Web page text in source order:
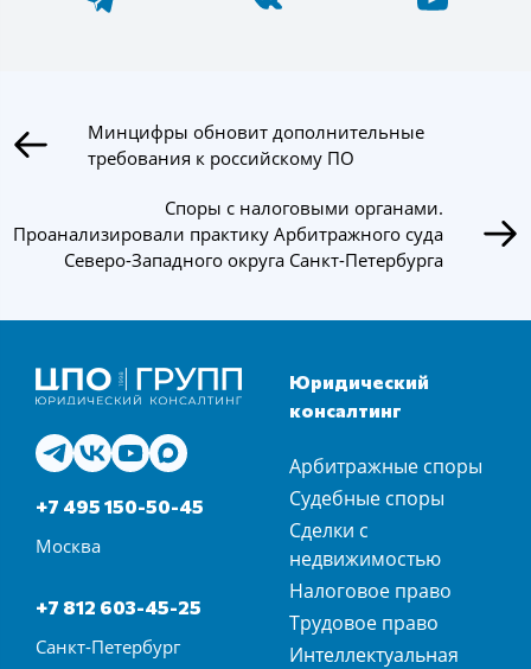
Минцифры обновит дополнительные
требования к российскому ПО
Споры с налоговыми органами.
Проанализировали практику Арбитражного суда
Северо-Западного округа Санкт-Петербурга
+7 495 150-50-45
Москва
+7 812 603-45-25
Санкт-Петербург
Юридический
консалтинг
Арбитражные споры
Судебные споры
Сделки с
недвижимостью
Налоговое право
Трудовое право
Интеллектуальная